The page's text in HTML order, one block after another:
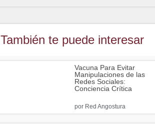
También te puede interesar
Vacuna Para Evitar
Manipulaciones de las
Redes Sociales:
Conciencia Crítica
porRed Angostura